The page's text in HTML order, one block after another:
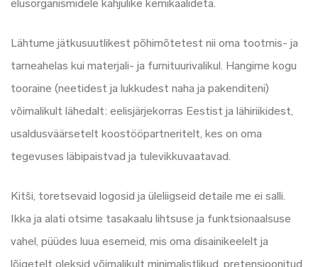
elusorganismidele kahjulike kemikaalideta.
Lähtume jätkusuutlikest põhimõtetest nii oma tootmis- ja
tarneahelas kui materjali- ja furnituurivalikul. Hangime kogu
tooraine (neetidest ja lukkudest naha ja pakenditeni)
võimalikult lähedalt: eelisjärjekorras Eestist ja lähiriikidest,
usaldusväärsetelt koostööpartneritelt, kes on oma
tegevuses läbipaistvad ja tulevikkuvaatavad.
Kitši, toretsevaid logosid ja üleliigseid detaile me ei salli.
Ikka ja alati otsime tasakaalu lihtsuse ja funktsionaalsuse
vahel, püüdes luua esemeid, mis oma disainikeelelt ja